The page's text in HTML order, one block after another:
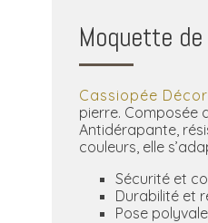
Moquette
Cassiopée
pierre. Composée
Antidérapante,
couleurs, elle
Sécurité et
Durabilité et
Pose